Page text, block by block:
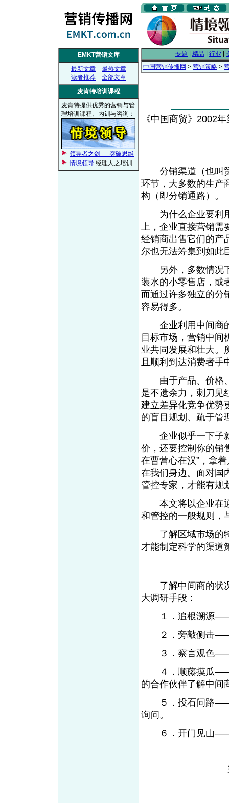
EMKT营销文库
最新文章
最热文章
读者推荐
全部文章
麦肯特培训课程
麦肯特提供优秀的营销与管
理培训课程、内训与咨询：
领导者之剑 － 突破思维
情境领导 经理人之培训
专题 精品 行业
中国营销传播网 > 营销策略 >
《中国商贸》2002
分销渠道（也叫贸
环节，大多数的生产
构（即分销通路）。
为什么企业要利用
上，企业直接营销需
经销商出售它们的产
尔也无法筹集到如此
另外，多数情况下
装水的小零售店，或
而通过许多独立的分
容易得多。
企业利用中间商的
目标市场，营销中间
业共同发展和壮大。
且顺利到达消费者
由于产品、价格、
是不遗余力，刺刀见
建立差异化竞争优势
的盲目规划、疏于管
企业似乎一下子就
价，还要控制你的销
在曹营心在汉”，拿
在我们身边。面对国
管控专家，才能有规
本文将以企业在通
和管控的一般规则，
了解区域市场的特
才能制定科学的渠道
了解中间商的状况
大调研手段：
１．追根溯源——
２．旁敲侧击——
３．察言观色——
４．顺藤摸瓜——
的合作伙伴了解中间
５．投石问路——
询问。
６．开门见山——